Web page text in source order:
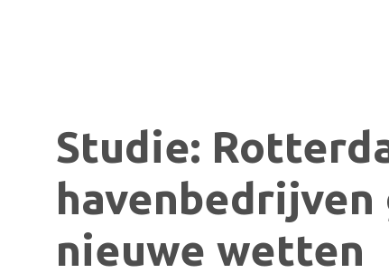
Studie:
nieuwe wetten